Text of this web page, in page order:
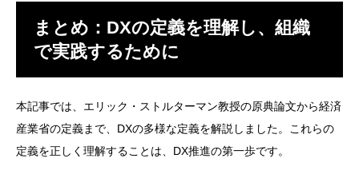
まとめ：DXの定義を理解し、組織
で実践するために
本記事では、エリック・ストルターマン教授の原典論文から経済
産業省の定義まで、DXの多様な定義を解説しました。これらの
定義を正しく理解することは、DX推進の第一歩です。